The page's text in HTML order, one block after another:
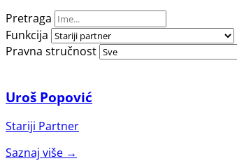
Pretraga
Funkcija
Pravna stručnost
Uroš Popović
Stariji Partner
Saznaj više →